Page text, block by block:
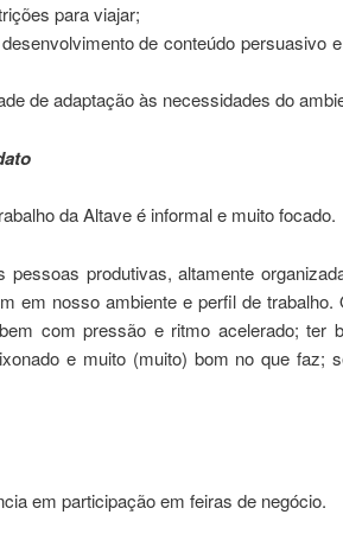
para viajar;
de conteúdo persuasivo
de adaptação às necessidades do
da Altave é informal e muito focado.
pessoas produtivas, altamente
em nosso ambiente e perfil de
com pressão e ritmo acelerado; ter
e muito (muito) bom no que faz;
em participação em feiras de negócio.